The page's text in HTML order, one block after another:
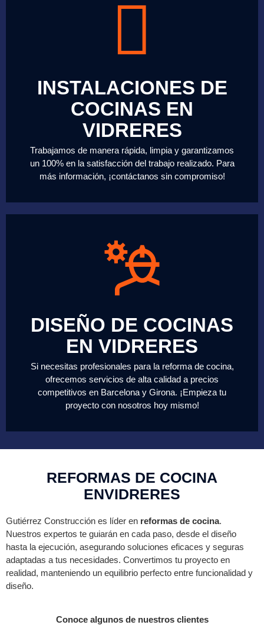
INSTALACIONES DE
COCINAS EN
VIDRERES
Trabajamos de manera rápida, limpia y garantizamos
un 100% en la satisfacción del trabajo realizado. Para
más información, ¡contáctanos sin compromiso!
DISEÑO DE COCINAS
EN VIDRERES
Si necesitas profesionales para la reforma de cocina,
ofrecemos servicios de alta calidad a precios
competitivos en Barcelona y Girona. ¡Empieza tu
proyecto con nosotros hoy mismo!
REFORMAS DE COCINA
ENVIDRERES
Gutiérrez Construcción es líder en reformas de cocina.
Nuestros expertos te guiarán en cada paso, desde el diseño
hasta la ejecución, asegurando soluciones eficaces y seguras
adaptadas a tus necesidades. Convertimos tu proyecto en
realidad, manteniendo un equilibrio perfecto entre funcionalidad y
diseño.
Conoce algunos de nuestros clientes